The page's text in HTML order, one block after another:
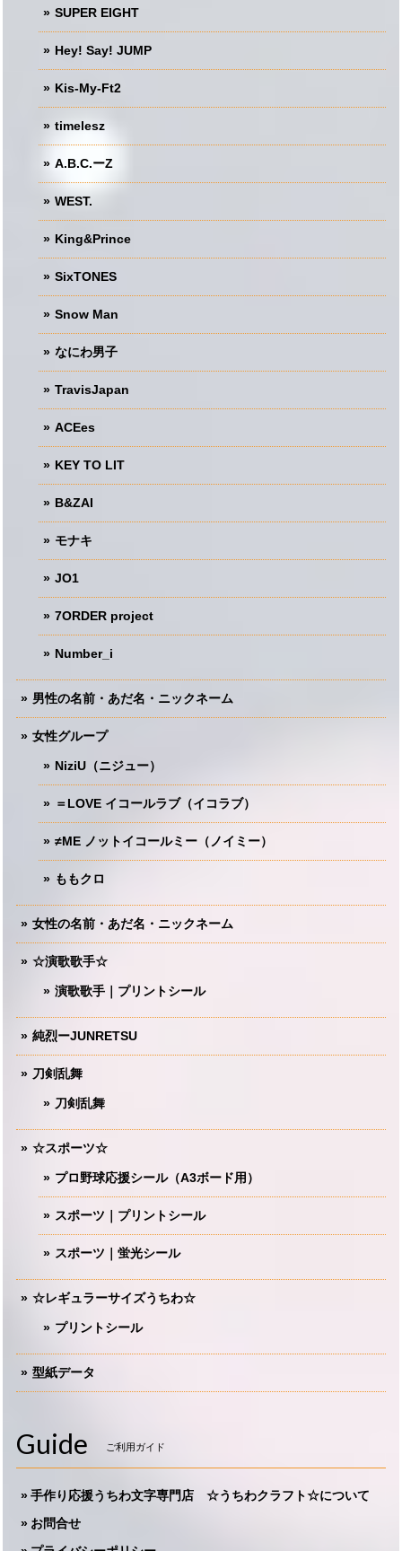
SUPER EIGHT
Hey! Say! JUMP
Kis-My-Ft2
timelesz
A.B.C.ーZ
WEST.
King&Prince
SixTONES
Snow Man
なにわ男子
TravisJapan
ACEes
KEY TO LIT
B&ZAI
モナキ
JO1
7ORDER project
Number_i
男性の名前・あだ名・ニックネーム
女性グループ
NiziU（ニジュー）
＝LOVE イコールラブ（イコラブ）
≠ME ノットイコールミー（ノイミー）
ももクロ
女性の名前・あだ名・ニックネーム
☆演歌歌手☆
演歌歌手｜プリントシール
純烈ーJUNRETSU
刀剣乱舞
刀剣乱舞
☆スポーツ☆
プロ野球応援シール（A3ボード用）
スポーツ｜プリントシール
スポーツ｜蛍光シール
☆レギュラーサイズうちわ☆
プリントシール
型紙データ
Guide ご利用ガイド
手作り応援うちわ文字専門店 ☆うちわクラフト☆について
お問合せ